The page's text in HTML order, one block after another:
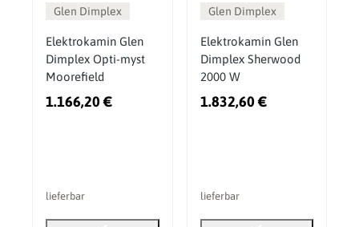
Glen Dimplex
Elektrokamin Glen
Dimplex Opti-myst
Moorefield
1.166,20 €
lieferbar
Glen Dimplex
Elektrokamin Glen
Dimplex Sherwood
2000 W
1.832,60 €
lieferbar